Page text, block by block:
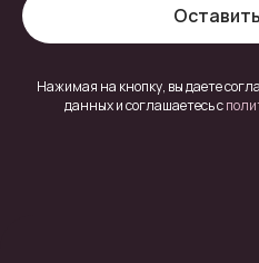
Нажимая на кнопку, вы даете
данных и соглашаетесь c